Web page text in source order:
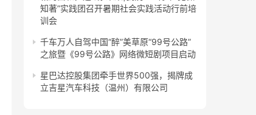
知著”实践团召开暑期社会实践活动行前培
训会
千车万人自驾中国“醉”美草原“99号公路”
之旅暨《99号公路》网络微短剧项目启动
星巴达控股集团牵手世界500强，揭牌成
立吉星汽车科技（温州）有限公司